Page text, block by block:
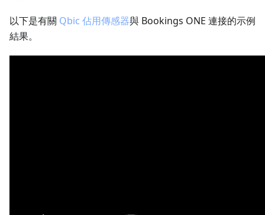
以下是有關 Qbic 佔用傳感器與 Bookings ONE 連接的示例
結果。